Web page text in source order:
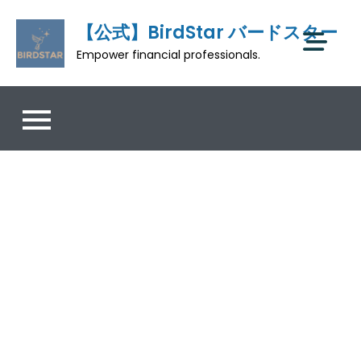
content
【公式】BirdStar バードスター
Empower financial professionals.